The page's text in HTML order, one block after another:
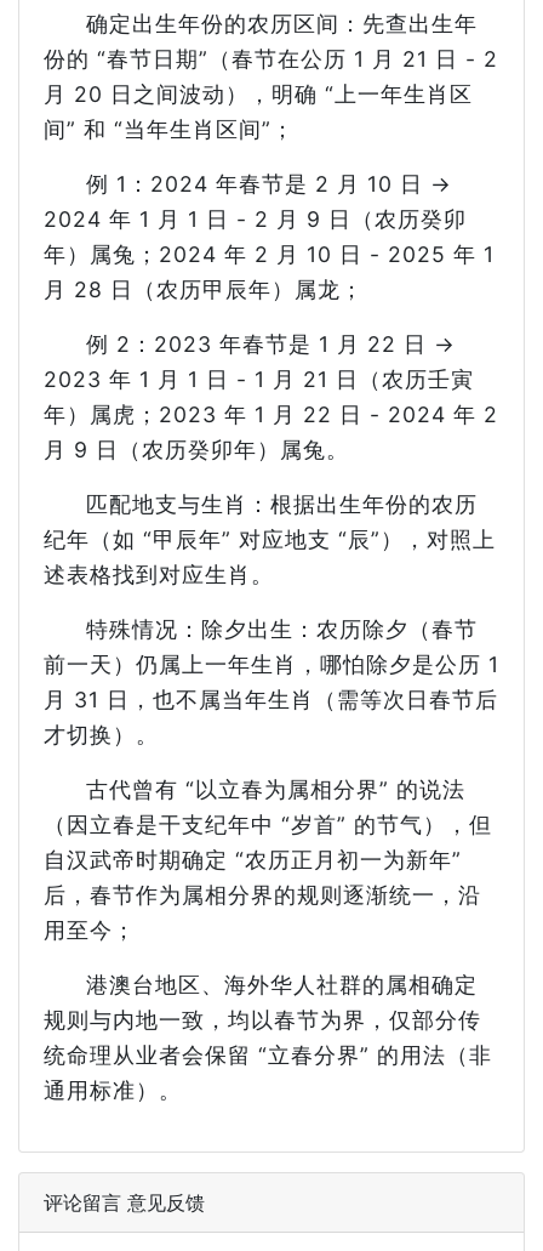
确定出生年份的农历区间：先查出生年
份的 “春节日期”（春节在公历 1 月 21 日 - 2
月 20 日之间波动），明确 “上一年生肖区
间” 和 “当年生肖区间”；
例 1：2024 年春节是 2 月 10 日 →
2024 年 1 月 1 日 - 2 月 9 日（农历癸卯
年）属兔；2024 年 2 月 10 日 - 2025 年 1
月 28 日（农历甲辰年）属龙；
例 2：2023 年春节是 1 月 22 日 →
2023 年 1 月 1 日 - 1 月 21 日（农历壬寅
年）属虎；2023 年 1 月 22 日 - 2024 年 2
月 9 日（农历癸卯年）属兔。
匹配地支与生肖：根据出生年份的农历
纪年（如 “甲辰年” 对应地支 “辰”），对照上
述表格找到对应生肖。
特殊情况：除夕出生：农历除夕（春节
前一天）仍属上一年生肖，哪怕除夕是公历 1
月 31 日，也不属当年生肖（需等次日春节后
才切换）。
古代曾有 “以立春为属相分界” 的说法
（因立春是干支纪年中 “岁首” 的节气），但
自汉武帝时期确定 “农历正月初一为新年”
后，春节作为属相分界的规则逐渐统一，沿
用至今；
港澳台地区、海外华人社群的属相确定
规则与内地一致，均以春节为界，仅部分传
统命理从业者会保留 “立春分界” 的用法（非
通用标准）。
评论留言 意见反馈